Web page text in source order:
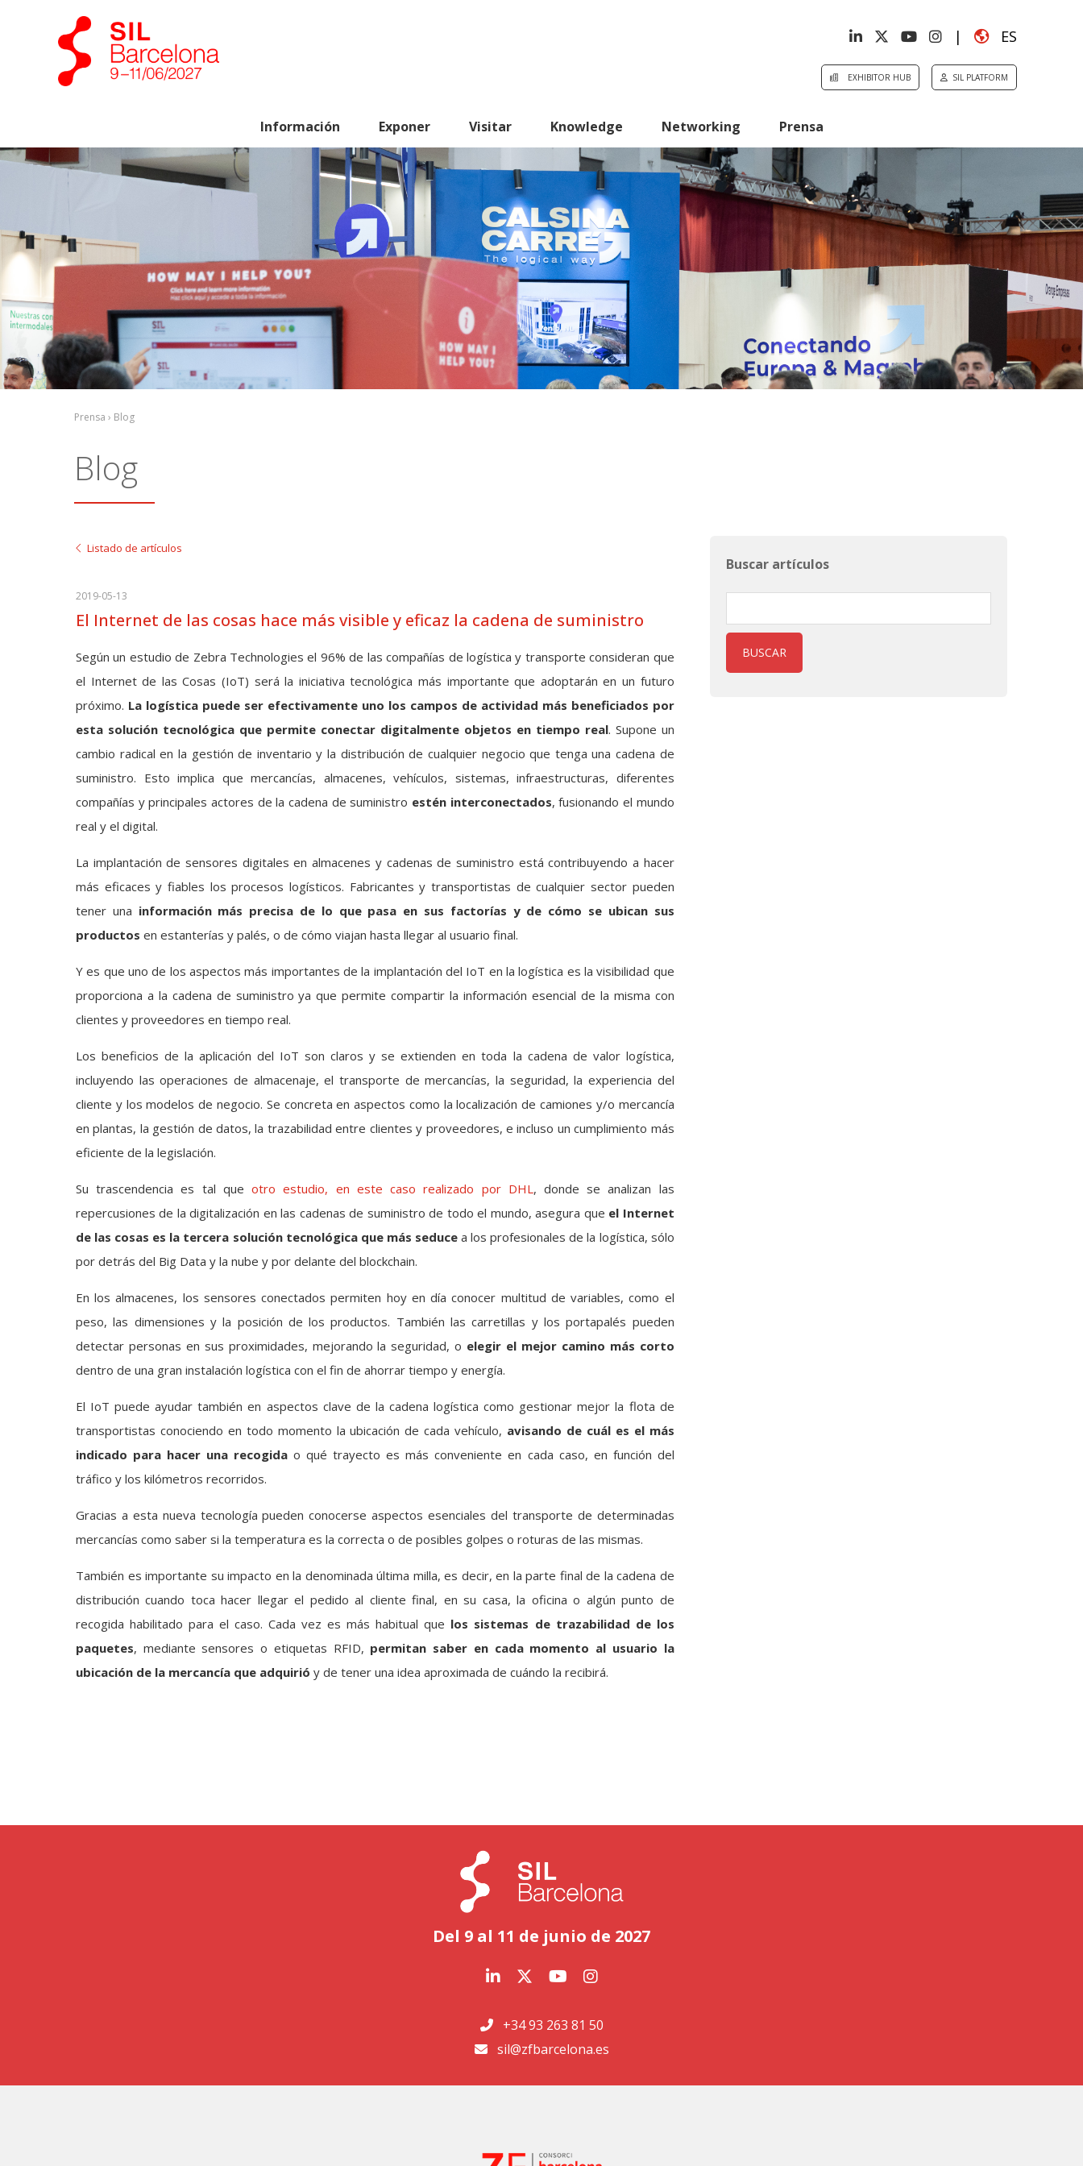
| ES
EXHIBITOR HUB SIL PLATFORM
Información Exponer Visitar Knowledge Networking Prensa
Prensa › Blog
Blog
Listado de artículos
2019-05-13
El Internet de las cosas hace más visible y eficaz la cadena de suministro
Según un estudio de Zebra Technologies el 96% de las compañías de logística y transporte consideran que
el Internet de las Cosas (IoT) será la iniciativa tecnológica más importante que adoptarán en un futuro
próximo. La logística puede ser efectivamente uno los campos de actividad más beneficiados por
esta solución tecnológica que permite conectar digitalmente objetos en tiempo real. Supone un
cambio radical en la gestión de inventario y la distribución de cualquier negocio que tenga una cadena de
suministro. Esto implica que mercancías, almacenes, vehículos, sistemas, infraestructuras, diferentes
compañías y principales actores de la cadena de suministro estén interconectados, fusionando el mundo
real y el digital.
La implantación de sensores digitales en almacenes y cadenas de suministro está contribuyendo a hacer
más eficaces y fiables los procesos logísticos. Fabricantes y transportistas de cualquier sector pueden
tener una información más precisa de lo que pasa en sus factorías y de cómo se ubican sus
productos en estanterías y palés, o de cómo viajan hasta llegar al usuario final.
Y es que uno de los aspectos más importantes de la implantación del IoT en la logística es la visibilidad que
proporciona a la cadena de suministro ya que permite compartir la información esencial de la misma con
clientes y proveedores en tiempo real.
Los beneficios de la aplicación del IoT son claros y se extienden en toda la cadena de valor logística,
incluyendo las operaciones de almacenaje, el transporte de mercancías, la seguridad, la experiencia del
cliente y los modelos de negocio. Se concreta en aspectos como la localización de camiones y/o mercancía
en plantas, la gestión de datos, la trazabilidad entre clientes y proveedores, e incluso un cumplimiento más
eficiente de la legislación.
Su trascendencia es tal queotro estudio, en este caso realizado por DHL, donde se analizan las
repercusiones de la digitalización en las cadenas de suministro de todo el mundo, asegura que el Internet
de las cosas es la tercera solución tecnológica que más seducea los profesionales de la logística, sólo
por detrás del Big Data y la nube y por delante del blockchain.
En los almacenes, los sensores conectados permiten hoy en día conocer multitud de variables, como el
peso, las dimensiones y la posición de los productos. También las carretillas y los portapalés pueden
detectar personas en sus proximidades, mejorando la seguridad, o elegir el mejor camino más corto
dentro de una gran instalación logística con el fin de ahorrar tiempo y energía.
El IoT puede ayudar también en aspectos clave de la cadena logística como gestionar mejor la flota de
transportistas conociendo en todo momento la ubicación de cada vehículo, avisando de cuál es el más
indicado para hacer una recogida o qué trayecto es más conveniente en cada caso, en función del
tráfico y los kilómetros recorridos.
Gracias a esta nueva tecnología pueden conocerse aspectos esenciales del transporte de determinadas
mercancías como saber si la temperatura es la correcta o de posibles golpes o roturas de las mismas.
También es importante su impacto en la denominada última milla, es decir, en la parte final de la cadena de
distribución cuando toca hacer llegar el pedido al cliente final, en su casa, la oficina o algún punto de
recogida habilitado para el caso. Cada vez es más habitual que los sistemas de trazabilidad de los
paquetes, mediante sensores o etiquetas RFID, permitan saber en cada momento al usuario la
ubicación de la mercancía que adquirió y de tener una idea aproximada de cuándo la recibirá.
Buscar artículos
BUSCAR
Del 9 al 11 de junio de 2027
+34 93 263 81 50
sil@zfbarcelona.es